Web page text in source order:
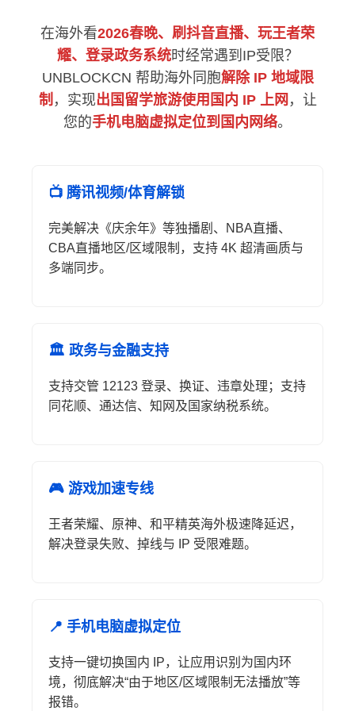
在海外看2026春晚、刷抖音直播、玩王者荣
耀、登录政务系统时经常遇到IP受限？
UNBLOCKCN 帮助海外同胞解除 IP 地域限
制 ，实现出国留学旅游使用国内 IP 上网 ，让
您的手机电脑虚拟定位到国内网络。
📺 腾讯视频/体育解锁
完美解决《庆余年》等独播剧、NBA直播、
CBA直播地区/区域限制，支持 4K 超清画质与
多端同步。
🏛️ 政务与金融支持
支持交管 12123 登录、换证、违章处理；支持
同花顺、通达信、知网及国家纳税系统。
🎮 游戏加速专线
王者荣耀、原神、和平精英海外极速降延迟，
解决登录失败、掉线与 IP 受限难题。
📍 手机电脑虚拟定位
支持一键切换国内 IP，让应用识别为国内环
境，彻底解决“由于地区/区域限制无法播放”等
报错。